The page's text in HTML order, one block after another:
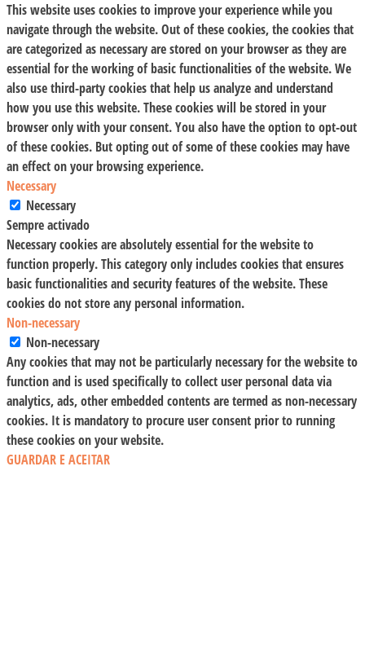
This website uses cookies to improve your experience while you
navigate through the website. Out of these cookies, the cookies that
are categorized as necessary are stored on your browser as they are
essential for the working of basic functionalities of the website. We
also use third-party cookies that help us analyze and understand
how you use this website. These cookies will be stored in your
browser only with your consent. You also have the option to opt-out
of these cookies. But opting out of some of these cookies may have
an effect on your browsing experience.
Necessary
Necessary
Sempre activado
Necessary cookies are absolutely essential for the website to
function properly. This category only includes cookies that ensures
basic functionalities and security features of the website. These
cookies do not store any personal information.
Non-necessary
Non-necessary
Any cookies that may not be particularly necessary for the website to
function and is used specifically to collect user personal data via
analytics, ads, other embedded contents are termed as non-necessary
cookies. It is mandatory to procure user consent prior to running
these cookies on your website.
GUARDAR E ACEITAR